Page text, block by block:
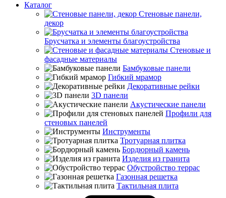
Каталог
Стеновые панели,
декор
Брусчатка и элементы благоустройства
Стеновые и
фасадные материалы
Бамбуковые панели
Гибкий мрамор
Декоративные рейки
3D панели
Акустические панели
Профили для
стеновых панелей
Инструменты
Тротуарная плитка
Бордюрный камень
Изделия из гранита
Обустройство террас
Газонная решетка
Тактильная плита